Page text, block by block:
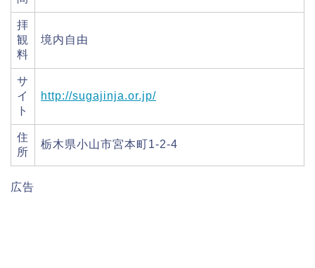
拝
観
料
境内自由
サ
イ
ト
http://sugajinja.or.jp/
住
所
栃木県小山市宮本町1-2-4
広告